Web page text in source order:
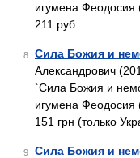
игумена
211 руб
8 Сила Божия и
Александрович
`Сила Божия и
игумена
151 грн (только
9 Сила Божия и